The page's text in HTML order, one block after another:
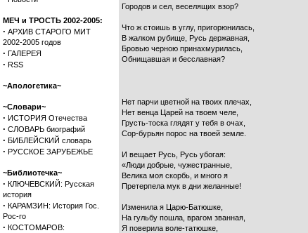
МЕЧ и ТРОСТЬ 2002-2005:
· АРХИВ СТАРОГО МИТ
2002-2005 годов
· ГАЛЕРЕЯ
· RSS
~Апологетика~
~Словари~
· ИСТОРИЯ Отечества
· СЛОВАРЬ биографий
· БИБЛЕЙСКИЙ словарь
· РУССКОЕ ЗАРУБЕЖЬЕ
~Библиотечка~
· КЛЮЧЕВСКИЙ: Русская
история
· КАРАМЗИН: История Гос.
Рос-го
· КОСТОМАРОВ:
Городов и сел, веселящих взор?
Что ж стоишь в углу, пригорюнилась,
В жалком рубище, Русь державная,
Бровью черною принахмурилась,
Обнищавшая и бесславная?
Нет парчи цветной на твоих плечах,
Нет венца Царей на твоем челе,
Грусть-тоска глядят у тебя в очах,
Сор-бурьян порос на твоей земле.
И вещает Русь, Русь убогая:
«Люди добрые, чужестранные,
Велика моя скорбь, и много я
Претерпела мук в дни желанные!
Изменила я Царю-Батюшке,
На гульбу пошла, врагом званная,
Я поверила воле-татюшке,